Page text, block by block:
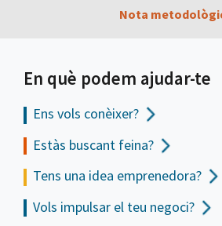
Nota
En què podem ajudar-te
Ens vols conèixer?
Estàs buscant feina?
Tens una idea emprenedora?
Vols impulsar el teu negoci?